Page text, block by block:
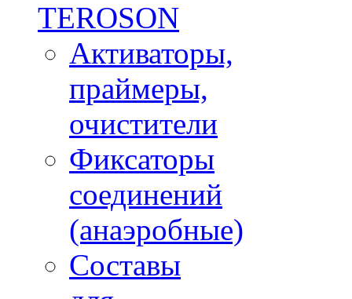
TEROSON
Активаторы,
праймеры,
очистители
Фиксаторы
соединений
(анаэробные)
Составы